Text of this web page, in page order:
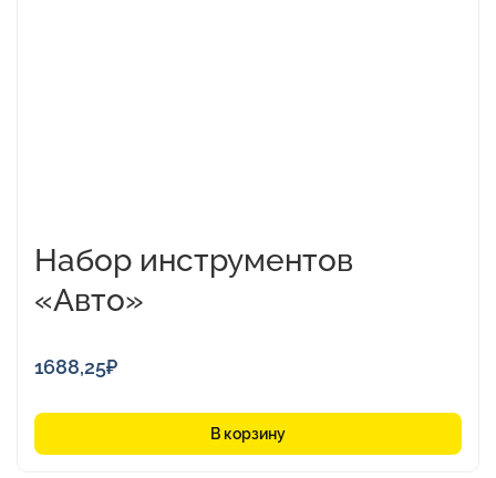
Набор инструментов
«Авто»
1688,25₽
В корзину